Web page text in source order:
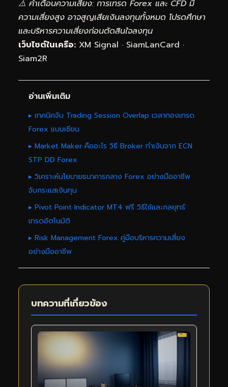
⚠️ คำเตือนความเสี่ยง: การเทรด Forex และ CFD มี
ความเสี่ยงสูง อาจสูญเสียเงินลงทุนทั้งหมด โปรดศึกษา
และบริหารความเสี่ยงก่อนตัดสินใจลงทุน
เว็บไซต์ในเครือ: XM Signal · SiamLanCard ·
Siam2R
อ่านเพิ่มเติม
▸ เทคนิคจับ Trading Session Overlap เวลาทองเทรด
Forex แบบเซียน
▸ Market Maker คืออะไร วิธี Broker ทำเงินจาก ECN
STP DD Forex
▸ วิเคราะห์นโยบายธนาคารกลาง Forex อย่างมืออาชีพ
จับกระแสเงินทุน
▸ Pivot Point Indicator MT4 ฟรี วิธีใช้และกลยุทธ์
เทรดอัตโนมัติ
▸ Risk Management Forex คู่มือบริหารความเสี่ยง
อย่างมืออาชีพ
บทความที่เกี่ยวข้อง